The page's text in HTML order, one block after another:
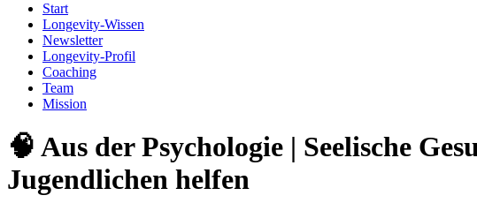
Start
Longevity-Wissen
Newsletter
Longevity-Profil
Coaching
Team
Mission
🧠 Aus der Psychologie | Seelische
Jugendlichen helfen